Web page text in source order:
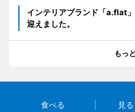
インテリアブランド「a.flat
迎えました。
もっ
食べる 見